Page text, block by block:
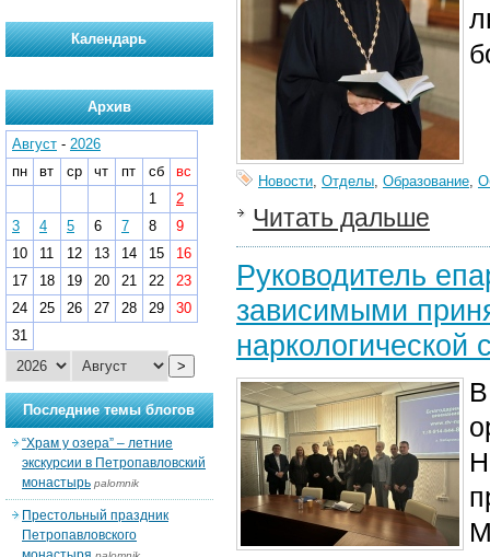
Новости, Отделы, Образование,
Читать дальше
Руководитель
зависимыми
наркологической
Календарь
Архив
Август - 2026
пн
вт ср чт пт сб
вс
1
2
3
4 5 6 7 8
9
10
11 12 13 14 15
16
17
18 19 20 21 22
23
24
25 26 27 28 29
30
31
>
Последние темы блогов
“Храм у озера” – летние
экскурсии в Петропавловский
монастырь palomnik
Престольный праздник
Петропавловского